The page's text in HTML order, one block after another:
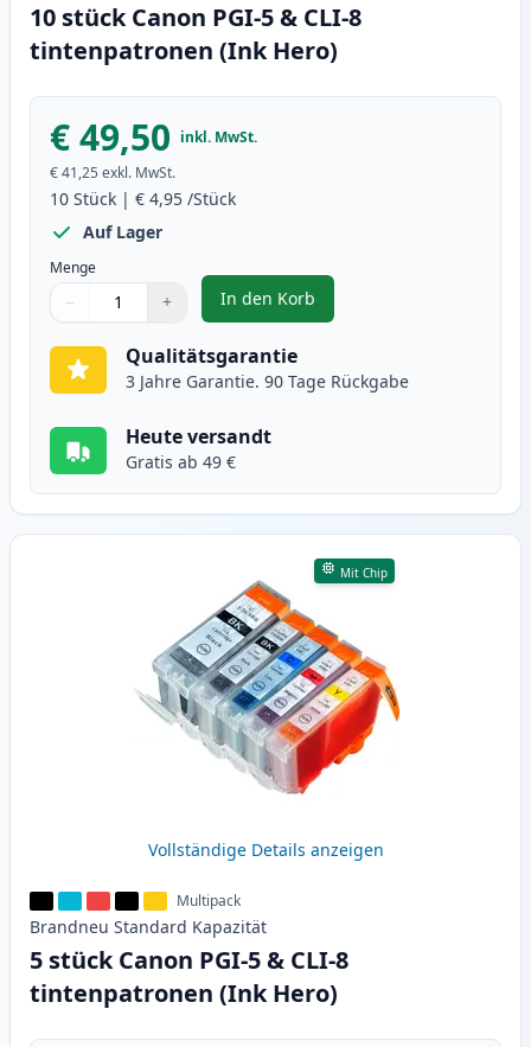
10 stück Canon PGI-5 & CLI-8
tintenpatronen (Ink Hero)
€ 49,50 inkl. MwSt.
€ 41,25 exkl. MwSt.
10 Stück | € 4,95 /Stück
Auf Lager
Menge
Verwenden Sie die Tasten, um anzupassen
− +
1
In den Korb
, 10 stück Canon PGI-5 & CLI-8
Qualitätsgarantie
3 Jahre Garantie. 90 Tage Rückgabe
Heute versandt
Gratis ab 49 €
Mit Chip
Vollständige Details anzeigen
Multipack
Brandneu Standard Kapazität
5 stück Canon PGI-5 & CLI-8
tintenpatronen (Ink Hero)